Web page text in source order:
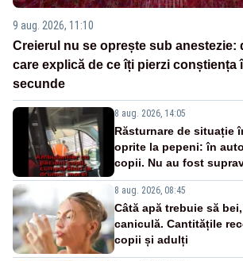
9 aug. 2026, 11:10
Creierul nu se oprește sub anestezie:
care explică de ce îți pierzi conștiența
secunde
8 aug. 2026, 14:05
Răsturnare de situație
oprite la pepeni: în
copii. Nu au fost
8 aug. 2026, 08:45
Câtă apă trebuie să
caniculă. Cantitățile
copii și adulți